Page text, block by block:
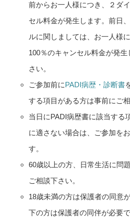
前からお一人様につき、２ダ
セル料金が発生します。前日
ルに関しましては、お一人様
100％のキャンセル料金が発
さい。
ご参加前にPADI病歴・診断書
する項目がある方は事前にご相
当日にPADI病歴書に該当する
に適さない場合は、ご参加を
す。
60歳以上の方、日常生活に問
ご相談下さい。
18歳未満の方は保護者の同意
下の方は保護者の同伴が必要で